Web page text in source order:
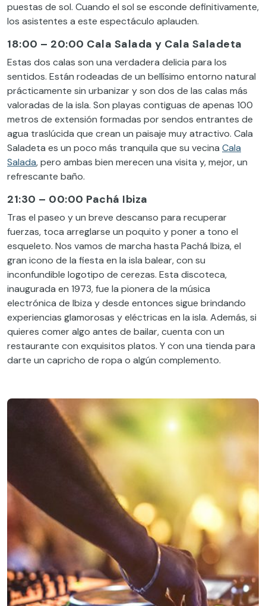
puestas de sol. Cuando el sol se esconde definitivamente,
los asistentes a este espectáculo aplauden.
18:00 – 20:00 Cala Salada y Cala Saladeta
Estas dos calas son una verdadera delicia para los
sentidos. Están rodeadas de un bellísimo entorno natural
prácticamente sin urbanizar y son dos de las calas más
valoradas de la isla. Son playas contiguas de apenas 100
metros de extensión formadas por sendos entrantes de
agua traslúcida que crean un paisaje muy atractivo. Cala
Saladeta es un poco más tranquila que su vecina Cala
Salada, pero ambas bien merecen una visita y, mejor, un
refrescante baño.
21:30 – 00:00 Pachá Ibiza
Tras el paseo y un breve descanso para recuperar
fuerzas, toca arreglarse un poquito y poner a tono el
esqueleto. Nos vamos de marcha hasta Pachá Ibiza, el
gran icono de la fiesta en la isla balear, con su
inconfundible logotipo de cerezas. Esta discoteca,
inaugurada en 1973, fue la pionera de la música
electrónica de Ibiza y desde entonces sigue brindando
experiencias glamorosas y eléctricas en la isla. Además, si
quieres comer algo antes de bailar, cuenta con un
restaurante con exquisitos platos. Y con una tienda para
darte un capricho de ropa o algún complemento.